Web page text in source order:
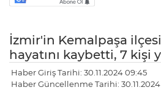
İzmir'in Kemalpaşa
hayatını kaybetti, 7 kişi
Haber Giriş Tarihi: 30.11.2024 09:45
Haber Güncellenme Tarihi: